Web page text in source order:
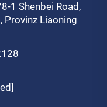
1 Shenbei Road,
Provinz Liaoning